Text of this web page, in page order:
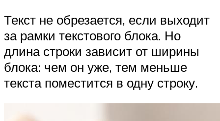
Текст не обрезается, если выходит
за рамки текстового блока. Но
длина строки зависит от ширины
блока: чем он уже, тем меньше
текста поместится в одну строку.